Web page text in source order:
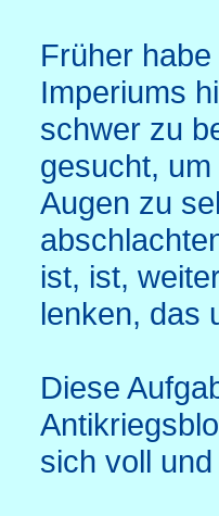
Früher
Imperiums
schwer zu
gesucht,
Augen zu
ist, ist,
lenken, das
Diese
sich voll